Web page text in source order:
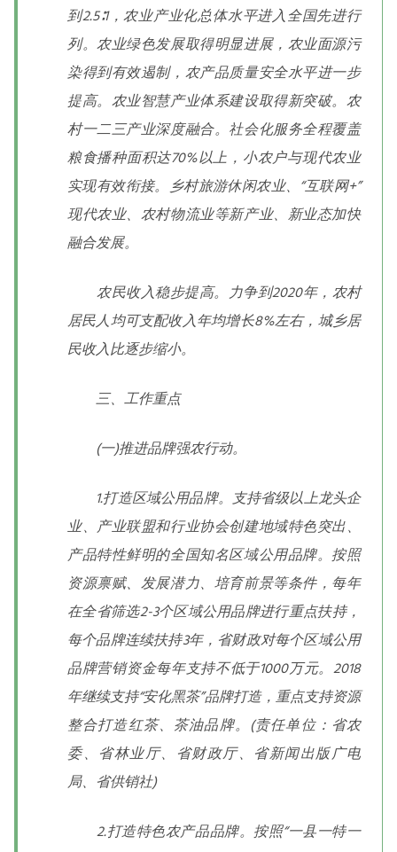
到2.5∶1，农业产业化总体水平进入全国先进行
列。农业绿色发展取得明显进展，农业面源污
染得到有效遏制，农产品质量安全水平进一步
提高。农业智慧产业体系建设取得新突破。农
村一二三产业深度融合。社会化服务全程覆盖
粮食播种面积达70%以上，小农户与现代农业
实现有效衔接。乡村旅游休闲农业、“互联网+”
现代农业、农村物流业等新产业、新业态加快
融合发展。
农民收入稳步提高。力争到2020年，农村
居民人均可支配收入年均增长8%左右，城乡居
民收入比逐步缩小。
三、工作重点
(一)推进品牌强农行动。
1.打造区域公用品牌。支持省级以上龙头企
业、产业联盟和行业协会创建地域特色突出、
产品特性鲜明的全国知名区域公用品牌。按照
资源禀赋、发展潜力、培育前景等条件，每年
在全省筛选2-3个区域公用品牌进行重点扶持，
每个品牌连续扶持3年，省财政对每个区域公用
品牌营销资金每年支持不低于1000万元。2018
年继续支持“安化黑茶”品牌打造，重点支持资源
整合打造红茶、茶油品牌。(责任单位：省农
委、省林业厅、省财政厅、省新闻出版广电
局、省供销社)
2.打造特色农产品品牌。按照“一县一特一